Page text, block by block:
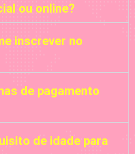
ou online?
inscrever no
de pagamento
de idade para